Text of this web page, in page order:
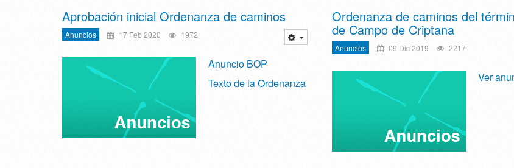
Aprobación inicial Ordenanza de caminos
Anuncios 17 Feb 2020 1972
Anuncio BOP
Texto de la Ordenanza
Ordenanza de caminos del
de Campo de Criptana
Anuncios 09 Dic 2019 2217
Ver